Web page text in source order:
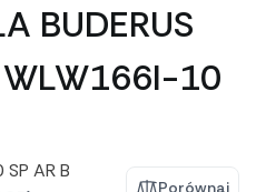
BUDERUS
WLW166I-10
Porównaj